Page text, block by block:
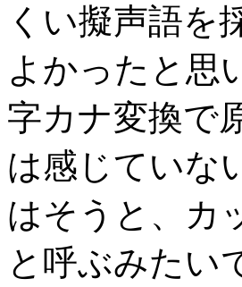
くい擬声語を
よかったと思
字カナ変換で
は感じていな
はそうと、カ
と呼ぶみたい